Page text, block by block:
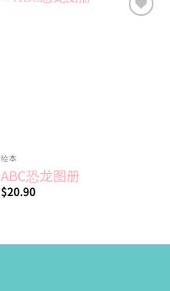
绘本
ABC恐龙图册
$20.90